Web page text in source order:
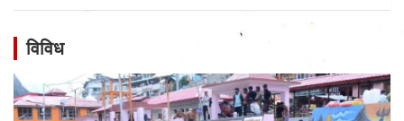
विविध